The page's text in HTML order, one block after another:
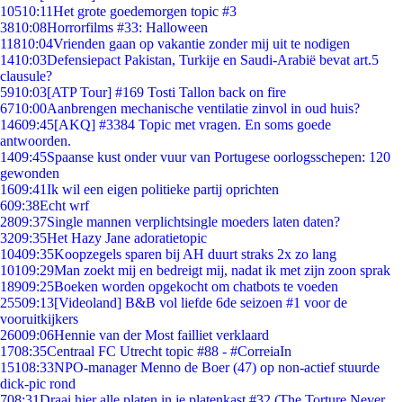
10510:11Het grote goedemorgen topic #3
3810:08Horrorfilms #33: Halloween
11810:04Vrienden gaan op vakantie zonder mij uit te nodigen
1410:03Defensiepact Pakistan, Turkije en Saudi-Arabië bevat art.5
clausule?
5910:03[ATP Tour] #169 Tosti Tallon back on fire
6710:00Aanbrengen mechanische ventilatie zinvol in oud huis?
14609:45[AKQ] #3384 Topic met vragen. En soms goede
antwoorden.
1409:45Spaanse kust onder vuur van Portugese oorlogsschepen: 120
gewonden
1609:41Ik wil een eigen politieke partij oprichten
609:38Echt wrf
2809:37Single mannen verplichtsingle moeders laten daten?
3209:35Het Hazy Jane adoratietopic
10409:35Koopzegels sparen bij AH duurt straks 2x zo lang
10109:29Man zoekt mij en bedreigt mij, nadat ik met zijn zoon sprak
18909:25Boeken worden opgekocht om chatbots te voeden
25509:13[Videoland] B&B vol liefde 6de seizoen #1 voor de
vooruitkijkers
26009:06Hennie van der Most failliet verklaard
1708:35Centraal FC Utrecht topic #88 - #CorreiaIn
15108:33NPO-manager Menno de Boer (47) op non-actief stuurde
dick-pic rond